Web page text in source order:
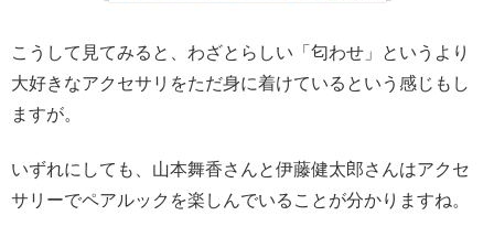
こうして見てみると、わざとらしい「匂わせ」というより
大好きなアクセサリをただ身に着けているという感じもし
ますが。
いずれにしても、山本舞香さんと伊藤健太郎さんはアクセ
サリーでペアルックを楽しんでいることが分かりますね。